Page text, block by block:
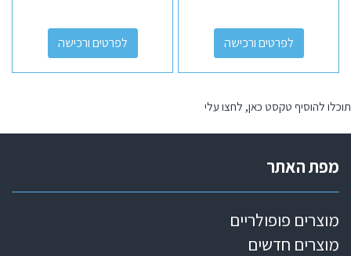
לפרטים ורכישה לפרטים ורכישה
תוכלו להוסיף טקסט כאן, לחצו עלי
מפת האתר
מוצרים פופולריים
מוצרים חדשים